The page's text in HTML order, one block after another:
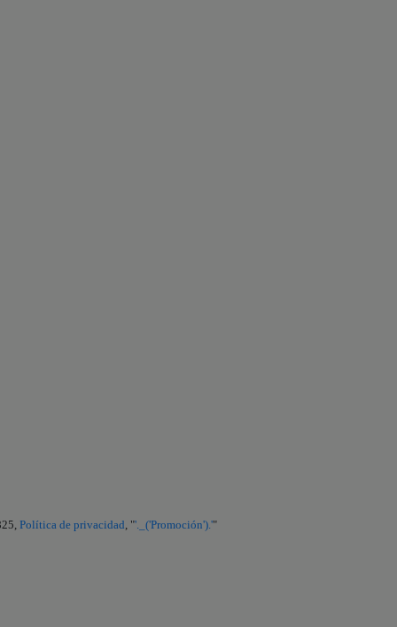
Política de privacidad, "'._('Promoción').'"